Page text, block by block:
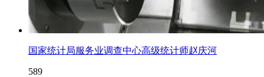
国家统计局服务业调查中心高级统计师赵庆河
589